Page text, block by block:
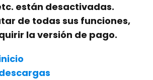
están desactivadas.
de todas sus funciones,
la versión de pago.